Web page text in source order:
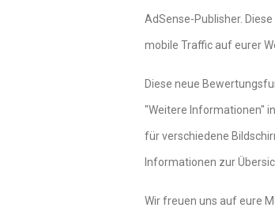
AdSense-Publisher.
mobile Traffic auf eurer
Diese neue
"Weitere Informationen"
für verschiedene
Informationen zur
Wir freuen uns auf eure